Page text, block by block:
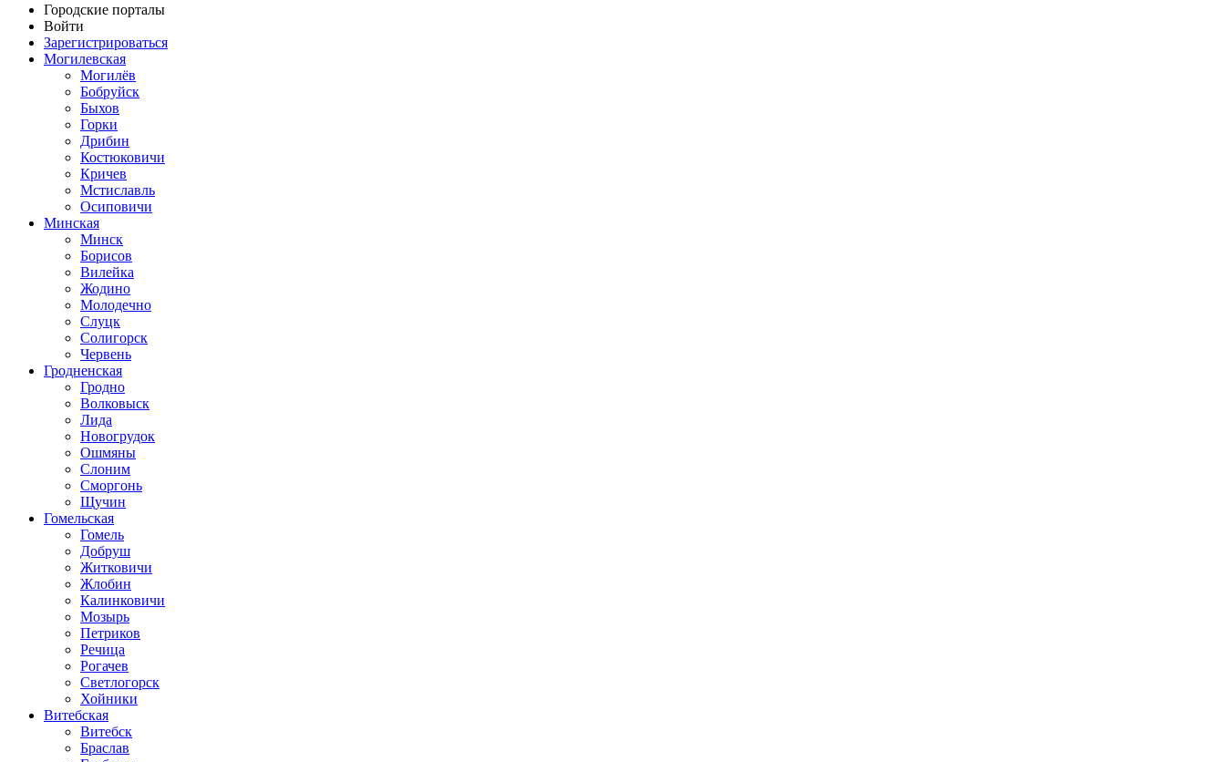
Городские порталы
Войти
Зарегистрироваться
Могилевская
Могилёв
Бобруйск
Быхов
Горки
Дрибин
Костюковичи
Кричев
Мстиславль
Осиповичи
Минская
Минск
Борисов
Вилейка
Жодино
Молодечно
Слуцк
Солигорск
Червень
Гродненская
Гродно
Волковыск
Лида
Новогрудок
Ошмяны
Слоним
Сморгонь
Щучин
Гомельская
Гомель
Добруш
Житковичи
Жлобин
Калинковичи
Мозырь
Петриков
Речица
Рогачев
Светлогорск
Хойники
Витебская
Витебск
Браслав